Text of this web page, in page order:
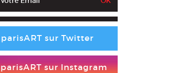
parisART sur Twitter
parisART sur Instagram